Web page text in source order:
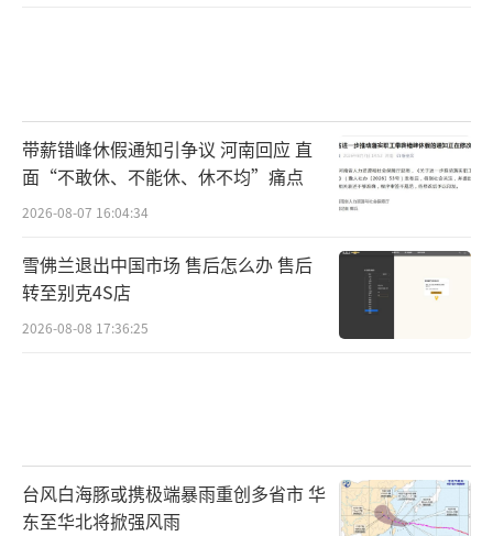
带薪错峰休假通知引争议 河南回应 直
面“不敢休、不能休、休不均”痛点
2026-08-07 16:04:34
雪佛兰退出中国市场 售后怎么办 售后
转至别克4S店
2026-08-08 17:36:25
台风白海豚或携极端暴雨重创多省市 华
东至华北将掀强风雨